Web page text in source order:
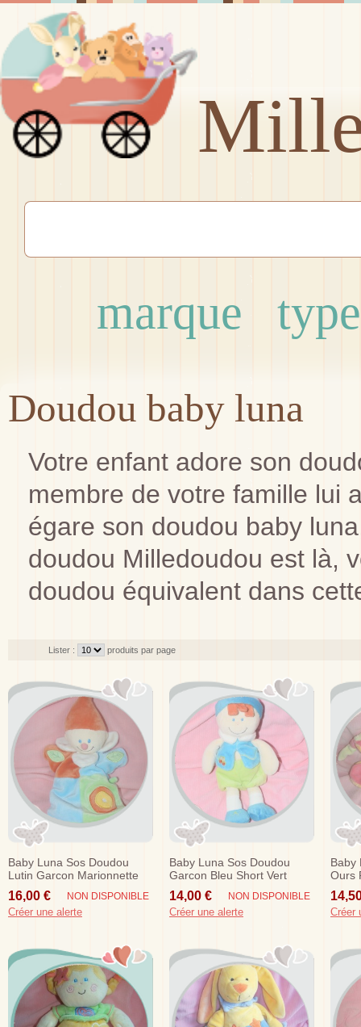
marque type
Doudou baby luna
Votre enfant adore son
membre de votre famille lui
égare son doudou baby
doudou Milledoudou est là,
doudou équivalent dans
Lister : produits par page
Baby Luna Sos Doudou
Lutin Garcon Marionnette
Bleu Vert Orange
16,00 € NON DISPONIBLE
Créer une alerte
Baby Luna Sos Doudou
Garcon Bleu Short Vert
Voiture
14,00 € NON DISPONIBLE
Créer une alerte
Baby
Ours
Rose
Créer